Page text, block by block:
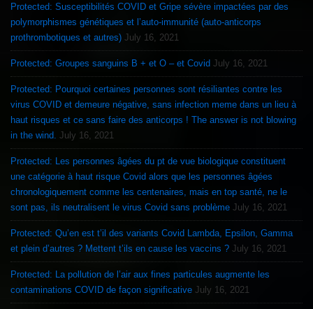
Protected: Susceptibilités COVID et Gripe sévère impactées par des
polymorphismes génétiques et l’auto-immunité (auto-anticorps
prothrombotiques et autres) July 16, 2021
Protected: Groupes sanguins B + et O – et Covid July 16, 2021
Protected: Pourquoi certaines personnes sont résiliantes contre les
virus COVID et demeure négative, sans infection meme dans un lieu à
haut risques et ce sans faire des anticorps ! The answer is not blowing
in the wind. July 16, 2021
Protected: Les personnes âgées du pt de vue biologique constituent
une catégorie à haut risque Covid alors que les personnes âgées
chronologiquement comme les centenaires, mais en top santé, ne le
sont pas, ils neutralisent le virus Covid sans problème July 16, 2021
Protected: Qu’en est t’il des variants Covid Lambda, Epsilon, Gamma
et plein d’autres ? Mettent t’ils en cause les vaccins ? July 16, 2021
Protected: La pollution de l’air aux fines particules augmente les
contaminations COVID de façon significative July 16, 2021